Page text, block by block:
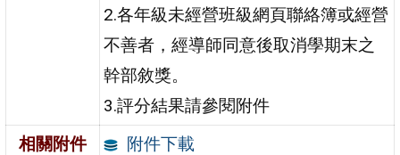
2.各年級未經營班級網頁聯絡簿或經營
不善者，經導師同意後取消學期末之
幹部敘獎。
3.評分結果請參閱附件
相關附件
附件下載